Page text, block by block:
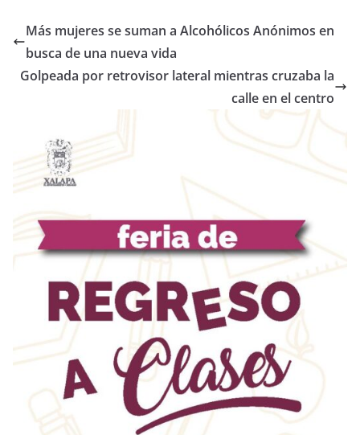
Más mujeres se suman a Alcohólicos Anónimos en
busca de una nueva vida
Golpeada por retrovisor lateral mientras cruzaba la
calle en el centro